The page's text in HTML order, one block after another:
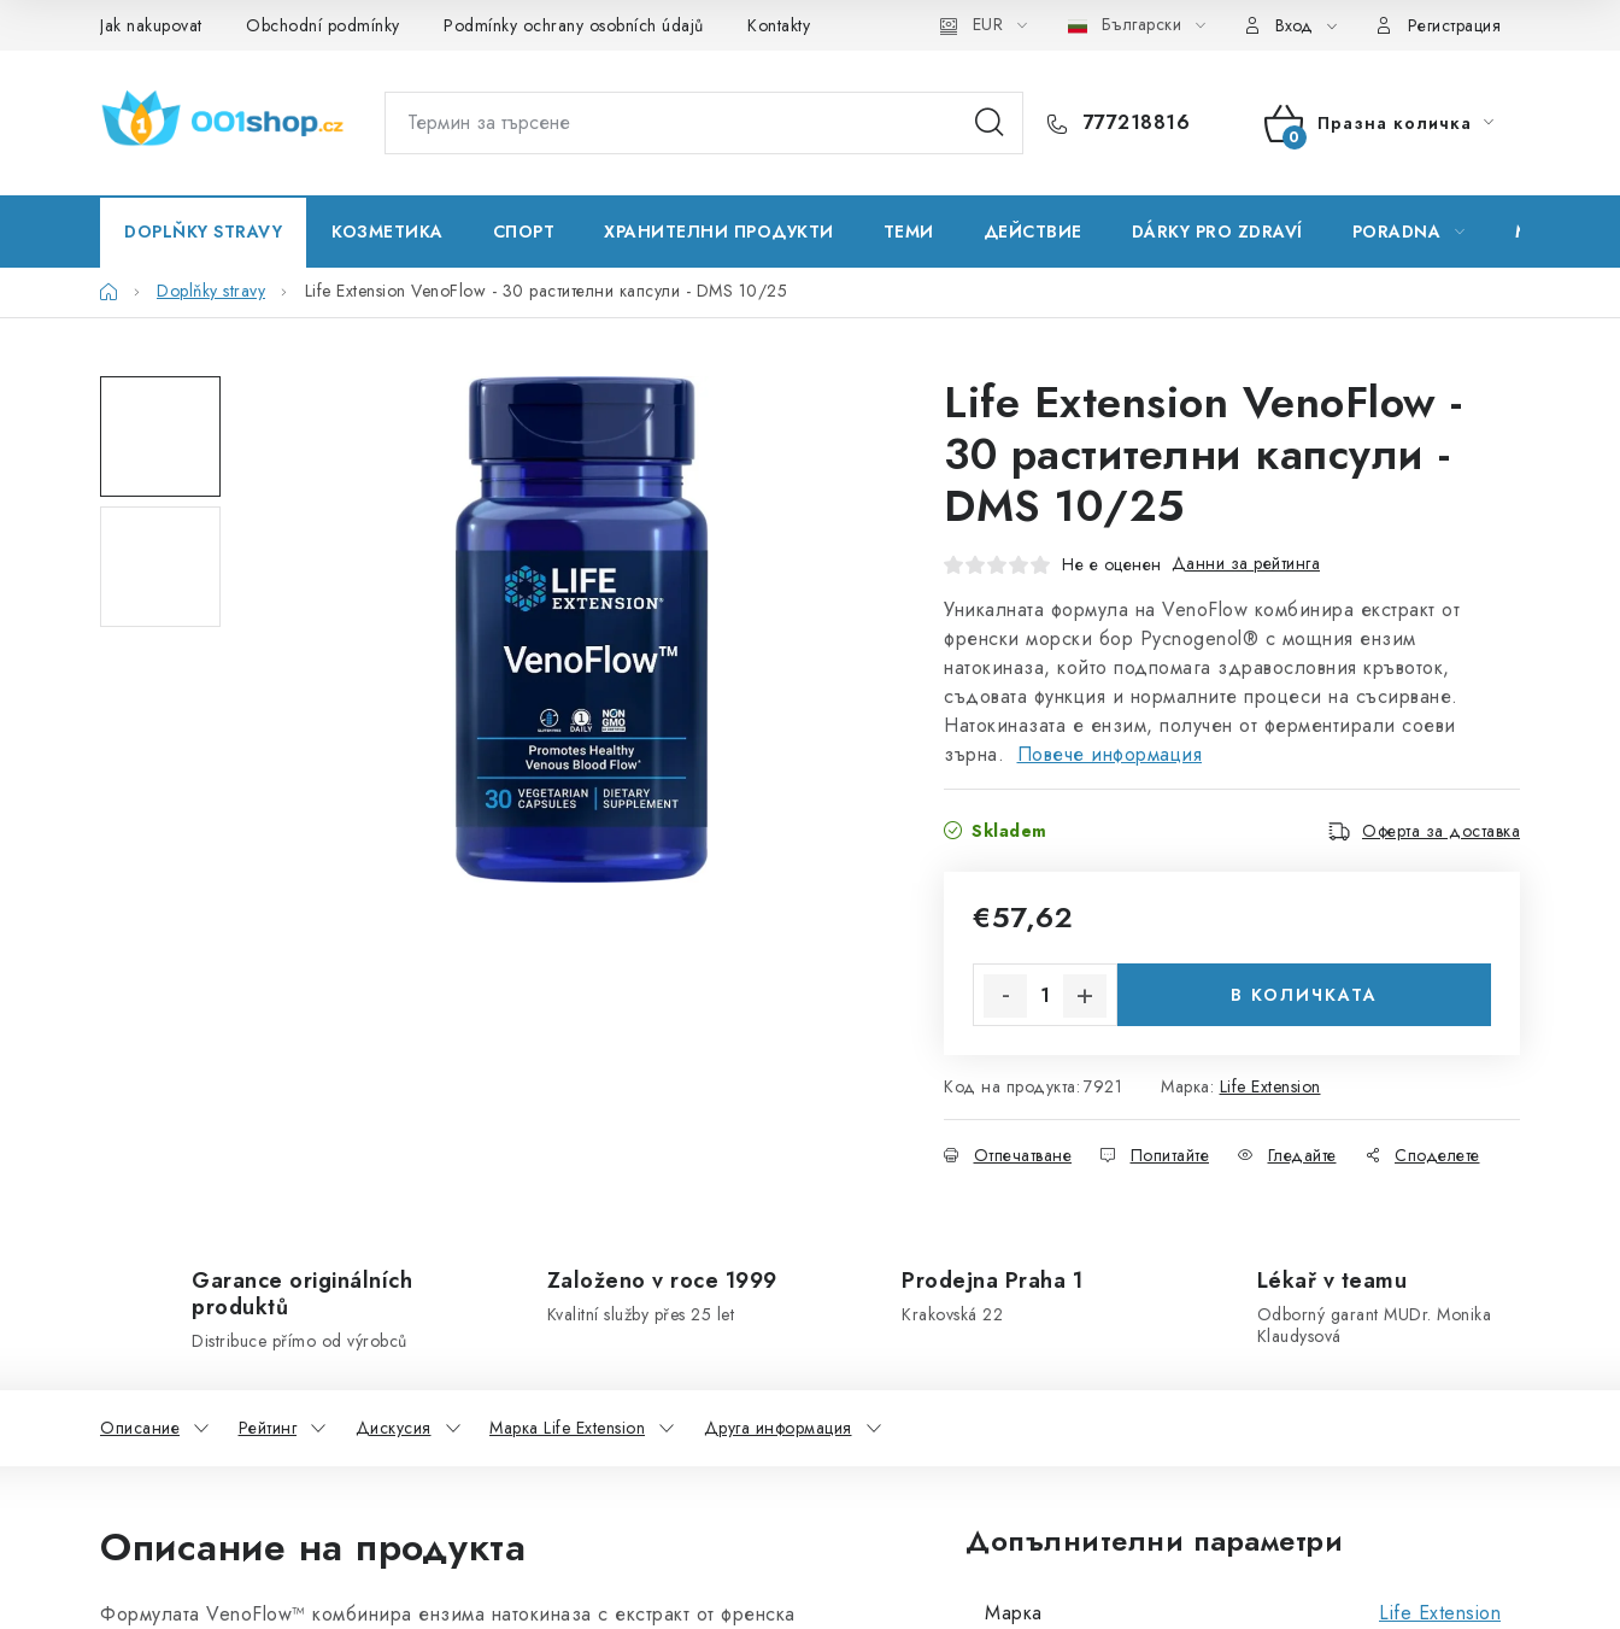
ПреминаванеJak nakupovat Obchodní podmínky Podmínky ochrany osobních údajů Kontakty Natural Health Store Речник на понятия Карта на сървъра Моята поръчка
EUR Български Вход Регистрация
777218816
КОЛИЧКА
ПАЗАРУВАНЕ
Празна количка
DOPLŇKY STRAVY КОЗМЕТИКА СПОРТ ХРАНИТЕЛНИ ПРОДУКТИ ТЕМИ ДЕЙСТВИЕ DÁRKY PRO ZDRAVÍ PORADNA МАРКИ
НачалоDoplňky stravy Life Extension VenoFlow - 30 растителни капсули - DMS 10/25
Life Extension VenoFlow -
30 растителни капсули -
DMS 10/25
Не е оценен Данни за рейтинга
Уникалната формула на VenoFlow комбинира екстракт от
френски морски бор Pycnogenol® с мощния ензим
натокиназа, който подпомага здравословния кръвоток,
съдовата функция и нормалните процеси на съсирване.
Натокиназата е ензим, получен от ферментирали соеви
зърна.
Повече информация
Skladem Оферта за доставка
€57,62
В КОЛИЧКАТА
Код на продукта: 7921 Марка: Life Extension
Отпечатване Попитайте Гледайте Споделете
Garance originálních
produktů
Distribuce přímo od výrobců
Založeno v roce 1999
Kvalitní služby přes 25 let
Prodejna Praha 1
Krakovská 22
Lékař v teamu
Odborný garant MUDr. Monika
Klaudysová
Описание Рейтинг Дискусия Марка Life Extension Друга информация
Описание на продукта
Формулата VenoFlow™ комбинира ензима натокиназа с екстракт от френска
Допълнителни параметри
Марка Life Extension